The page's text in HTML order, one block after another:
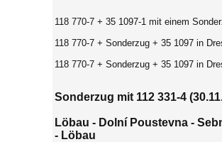
118 770-7 + 35 1097-1 mit einem
118 770-7 + Sonderzug + 35 1097 in
118 770-7 + Sonderzug + 35 1097 in
Sonderzug mit 112 331-4
Löbau - Dolní Poustevna -
- Löbau